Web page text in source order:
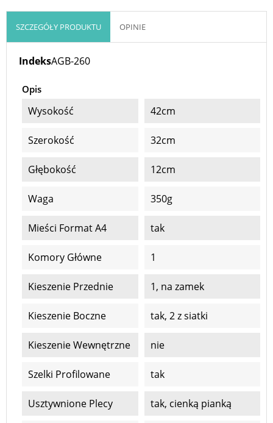
SZCZEGÓŁY PRODUKTU OPINIE
IndeksAGB-260
Opis
Wysokość 42cm
Szerokość 32cm
Głębokość 12cm
Waga 350g
Mieści Format A4 tak
Komory Główne 1
Kieszenie Przednie 1, na zamek
Kieszenie Boczne tak, 2 z siatki
Kieszenie Wewnętrzne nie
Szelki Profilowane tak
Usztywnione Plecy tak, cienką pianką